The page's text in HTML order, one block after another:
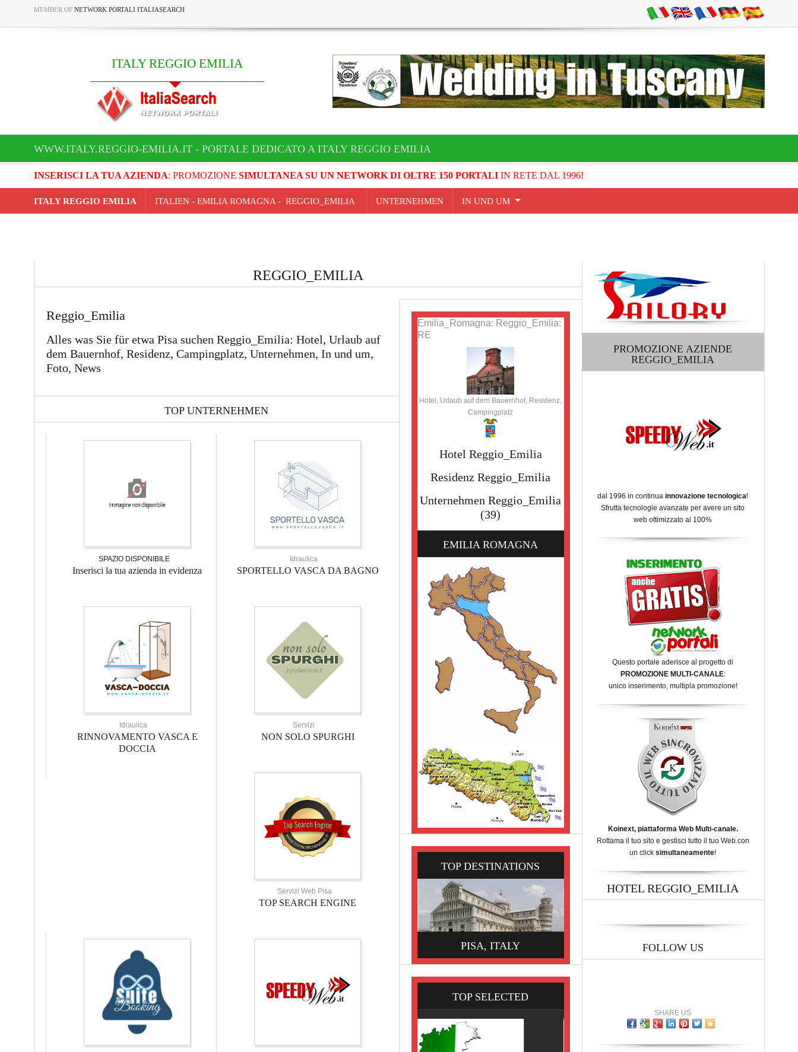
MEMBER OF NETWORK PORTALI ITALIASEARCH
ITALY REGGIO EMILIA
WWW.ITALY.REGGIO-EMILIA.IT - PORTALE DEDICATO A ITALY REGGIO EMILIA
INSERISCI LA TUA AZIENDA: PROMOZIONE SIMULTANEA SU UN NETWORK DI OLTRE 150 PORTALIIN RETE DAL 1996!
ITALY REGGIO EMILIA ITALIEN - EMILIA ROMAGNA - REGGIO_EMILIA UNTERNEHMEN IN UND UM
REGGIO_EMILIA
Reggio_Emilia
Alles was Sie für etwa Pisa suchen Reggio_Emilia: Hotel, Urlaub auf
dem Bauernhof, Residenz, Campingplatz, Unternehmen, In und um,
Foto, News
TOP UNTERNEHMEN
SPAZIO DISPONIBILE
Inserisci la tua azienda in evidenza
Idraulica
SPORTELLO VASCA DA BAGNO
Idraulica
RINNOVAMENTO VASCA E
DOCCIA
Servizi
NON SOLO SPURGHI
Servizi Web Pisa
TOP SEARCH ENGINE
Emilia_Romagna: Reggio_Emilia:
RE
Hotel, Urlaub auf dem Bauernhof, Residenz,
Campingplatz
Hotel Reggio_Emilia
Residenz Reggio_Emilia
Unternehmen Reggio_Emilia
(39)
EMILIA ROMAGNA
TOP DESTINATIONS
PISA, ITALY
TOP SELECTED
PROMOZIONE AZIENDE
REGGIO_EMILIA
dal 1996 in continua innovazione tecnologica!
Sfrutta tecnologie avanzate per avere un sito
web ottimizzato al 100%
Questo portale aderisce al progetto di
PROMOZIONE MULTI-CANALE:
unico inserimento, multipla promozione!
Koinext, piattaforma Web Multi-canale.
Rottama il tuo sito e gestisci tutto il tuo Web con
un click simultaneamente!
HOTEL REGGIO_EMILIA
FOLLOW US
SHARE US